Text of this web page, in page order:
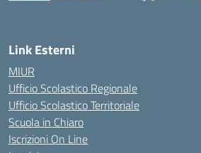
Link Esterni
MIUR
Ufficio Scolastico Regionale
Ufficio Scolastico Territoriale
Scuola in Chiaro
Iscrizioni On Line